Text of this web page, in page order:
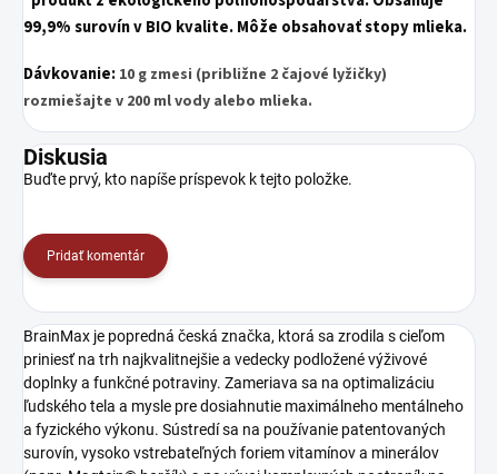
99,9% surovín v BIO kvalite. Môže obsahovať stopy mlieka.
Dávkovanie: 10 g zmesi (približne 2 čajové lyžičky)
rozmiešajte v 200 ml vody alebo mlieka.
Diskusia
Buďte prvý, kto napíše príspevok k tejto položke.
Pridať komentár
BrainMax je popredná česká značka, ktorá sa zrodila s cieľom
priniesť na trh najkvalitnejšie a vedecky podložené výživové
doplnky a funkčné potraviny. Zameriava sa na optimalizáciu
ľudského tela a mysle pre dosiahnutie maximálneho mentálneho
a fyzického výkonu. Sústredí sa na používanie patentovaných
surovín, vysoko vstrebateľných foriem vitamínov a minerálov